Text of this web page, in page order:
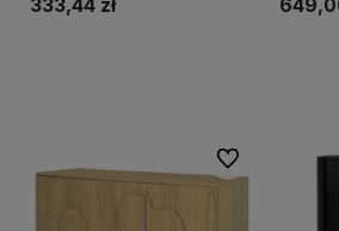
333,44 zł
Do ulubionych